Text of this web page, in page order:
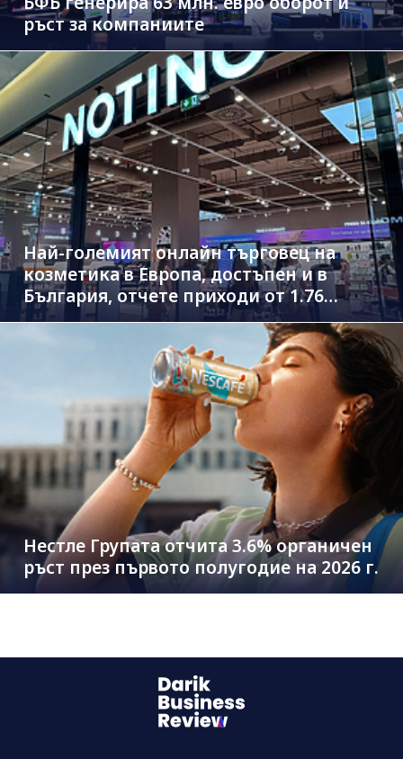
ръст за компаниите
Най-големият онлайн търговец на
козметика в Европа, достъпен и в
България, отчете приходи от 1.76
млрд. евро
Нестле Групата отчита 3.6% органичен
ръст през първото полугодие на 2026 г.